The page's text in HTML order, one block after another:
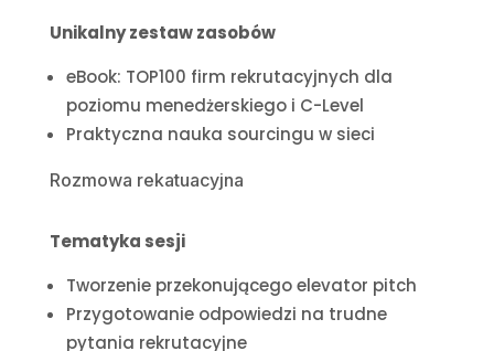
Unikalny zestaw zasobów
eBook: TOP100 firm rekrutacyjnych dla
poziomu menedżerskiego i C-Level
Praktyczna nauka sourcingu w sieci
Rozmowa rekatuacyjna
Tematyka sesji
Tworzenie przekonującego elevator pitch
Przygotowanie odpowiedzi na trudne
pytania rekrutacyjne